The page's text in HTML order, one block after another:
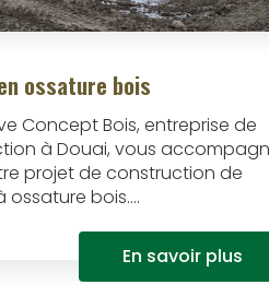
ossature bois
Concept Bois, entreprise de
à Douai, vous
projet de construction de
ossature bois....
En savoir plus